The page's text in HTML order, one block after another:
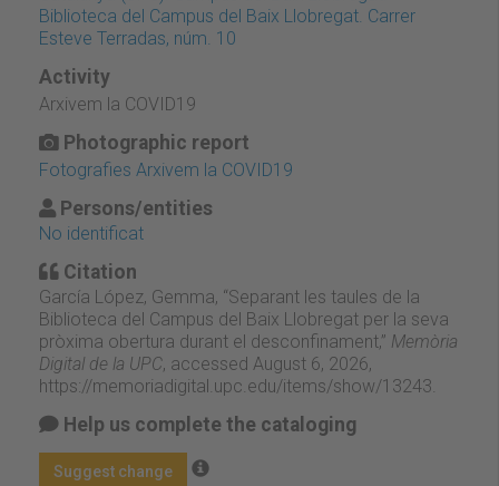
Biblioteca del Campus del Baix Llobregat. Carrer
Esteve Terradas, núm. 10
Activity
Arxivem la COVID19
Photographic report
Fotografies Arxivem la COVID19
Persons/entities
No identificat
Citation
García López, Gemma, “Separant les taules de la
Biblioteca del Campus del Baix Llobregat per la seva
pròxima obertura durant el desconfinament,” Memòria
Digital de la UPC, accessed August 6, 2026,
https://memoriadigital.upc.edu/items/show/13243
Help us complete the cataloging
Suggest change